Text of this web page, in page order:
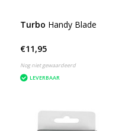
Turbo Handy Blade
€11,95
Nog niet gewaardeerd
LEVERBAAR